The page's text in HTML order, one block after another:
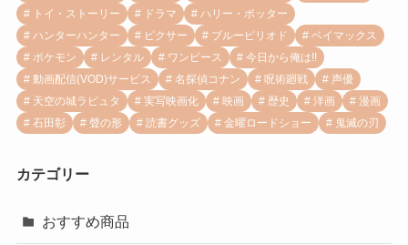
トイ・ストーリー
ドラマ
ハリー・ポッター
ハンターハンター
ピクサー ブルーピリオド
ベイマックス
ポケモン
レンタル ワンピース
今日から俺は!!
動画配信(VOD)サービス
名探偵コナン 呪術廻戦
声優
天空の城ラピュタ
実写映画化 映画 歴史 洋画
漫画
石田彰
聲の形 読書グッズ 金曜ロードショー 鬼滅の刃
カテゴリー
おすすめ商品